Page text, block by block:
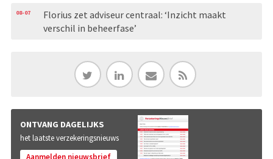
08-07
Florius zet adviseur centraal: ‘Inzicht maakt
verschil in beheerfase’
ONTVANG DAGELIJKS
het laatste verzekeringsnieuws
Aanmelden nieuwsbrief